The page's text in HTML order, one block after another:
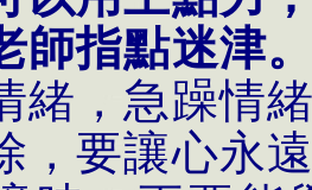
師指點迷津
緒，急躁情
，要讓心永